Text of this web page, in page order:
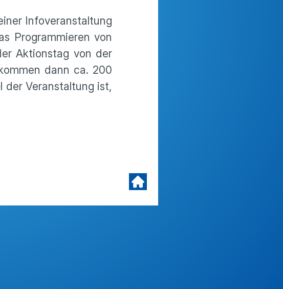
Infoveranstaltung
Programmieren von
Aktionstag von der
dann ca. 200
der Veranstaltung ist,